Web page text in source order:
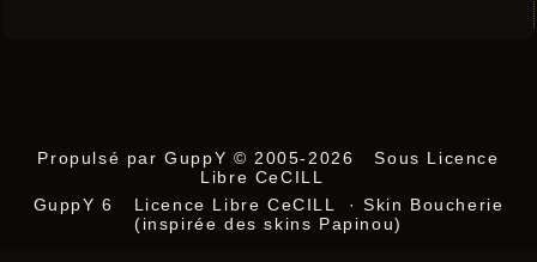
Propulsé par GuppY © 2005-2026
Sous Licence
Libre CeCILL
GuppY 6
Licence Libre CeCILL
· Skin Boucherie
(inspirée des skins Papinou)